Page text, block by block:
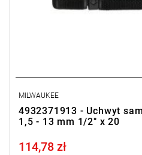
MILWAUKEE
4932371913 - Uchwyt
1,5 - 13 mm 1/2" x 20
Price tax included
114,78 zł